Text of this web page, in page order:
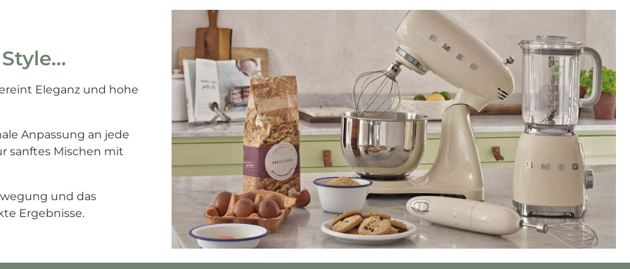
Eleganz und hohe
Anpassung an jede
sanftes Mischen mit
und das
Ergebnisse.